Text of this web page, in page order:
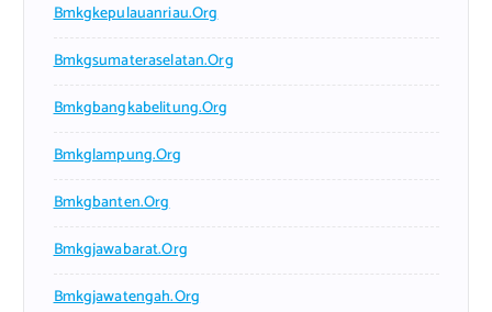
Bmkgkepulauanriau.org
Bmkgsumateraselatan.org
Bmkgbangkabelitung.org
Bmkglampung.org
Bmkgbanten.org
Bmkgjawabarat.org
Bmkgjawatengah.org